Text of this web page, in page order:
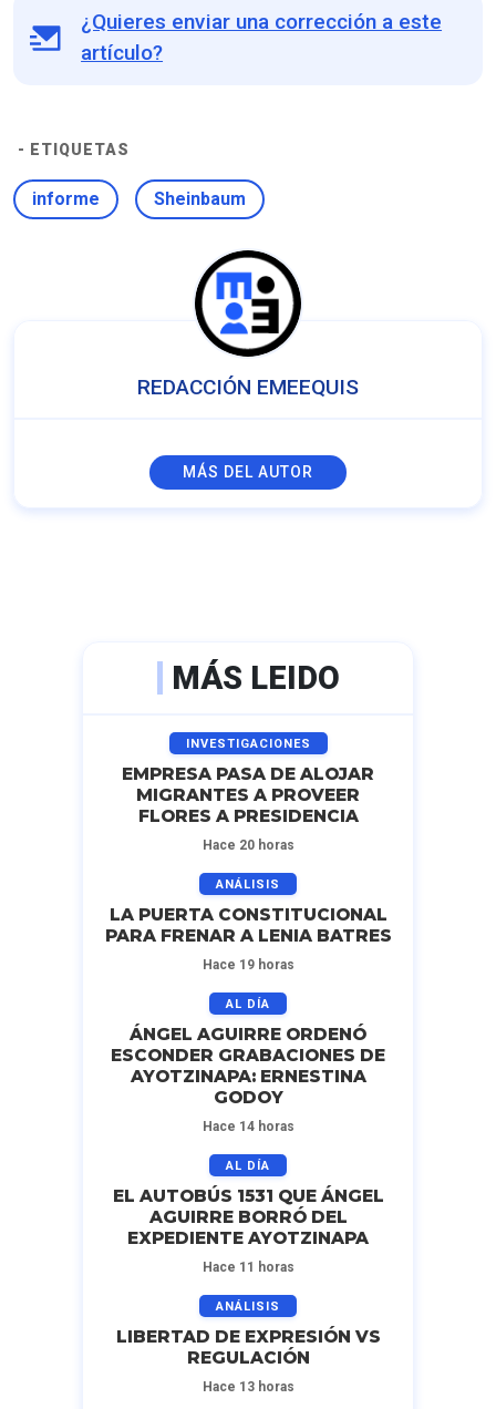
¿Quieres enviar una corrección a este
artículo?
- ETIQUETAS
informe Sheinbaum
REDACCIÓN EMEEQUIS
MÁS DEL AUTOR
MÁS LEIDO
INVESTIGACIONES
EMPRESA PASA DE ALOJAR
MIGRANTES A PROVEER
FLORES A PRESIDENCIA
Hace 20 horas
ANÁLISIS
LA PUERTA CONSTITUCIONAL
PARA FRENAR A LENIA BATRES
Hace 19 horas
AL DÍA
ÁNGEL AGUIRRE ORDENÓ
ESCONDER GRABACIONES DE
AYOTZINAPA: ERNESTINA
GODOY
Hace 14 horas
AL DÍA
EL AUTOBÚS 1531 QUE ÁNGEL
AGUIRRE BORRÓ DEL
EXPEDIENTE AYOTZINAPA
Hace 11 horas
ANÁLISIS
LIBERTAD DE EXPRESIÓN VS
REGULACIÓN
Hace 13 horas